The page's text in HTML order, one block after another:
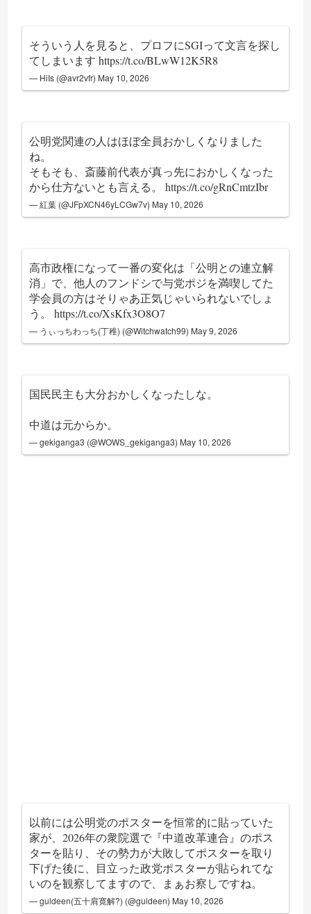
そういう人を見ると、プロフにSGIって文言を探し
てしまいますhttps://t.co/BLwW12K5R8
— HiIs (@avr2vfr) May 10, 2026
公明党関連の人はほぼ全員おかしくなりました
ね。
そもそも、斎藤前代表が真っ先におかしくなった
から仕方ないとも言える。https://t.co/gRnCmtzIbr
— 紅葉 (@JFpXCN46yLCGw7v) May 10, 2026
高市政権になって一番の変化は「公明との連立解
消」で、他人のフンドシで与党ポジを満喫してた
学会員の方はそりゃあ正気じゃいられないでしょ
う。https://t.co/XsKfx3O8O7
— うぃっちわっち(丁稚) (@Witchwatch99) May 9, 2026
国民民主も大分おかしくなったしな。
中道は元からか。
— gekiganga3 (@WOWS_gekiganga3) May 10, 2026
以前には公明党のポスターを恒常的に貼っていた
家が、2026年の衆院選で『中道改革連合』のポス
ターを貼り、その勢力が大敗してポスターを取り
下げた後に、目立った政党ポスターが貼られてな
いのを観察してますので、まぁお察しですね。
— guldeen(五十肩寛解?) (@guldeen) May 10, 2026